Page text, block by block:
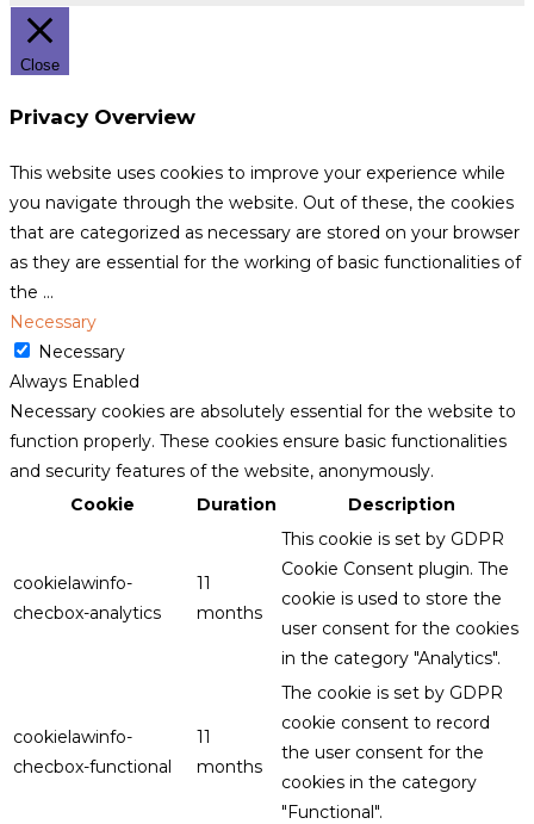
Close
Privacy Overview
This website uses cookies to improve your experience while
you navigate through the website. Out of these, the cookies
that are categorized as necessary are stored on your browser
as they are essential for the working of basic functionalities of
the ...
Necessary
Necessary
Always Enabled
Necessary cookies are absolutely essential for the website to
function properly. These cookies ensure basic functionalities
and security features of the website, anonymously.
Cookie
Duration Description
cookielawinfo-
checbox-analytics
11
months
This cookie is set by GDPR
Cookie Consent plugin. The
cookie is used to store the
user consent for the cookies
in the category "Analytics".
cookielawinfo-
checbox-functional
11
months
The cookie is set by GDPR
cookie consent to record
the user consent for the
cookies in the category
"Functional".